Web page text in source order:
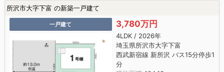
所沢市大字下富 の新築一戸建て
一戸建て 3,780万円
4LDK / 2026年
埼玉県所沢市大字下富
西武新宿線 新所沢 バス15分停歩1
分